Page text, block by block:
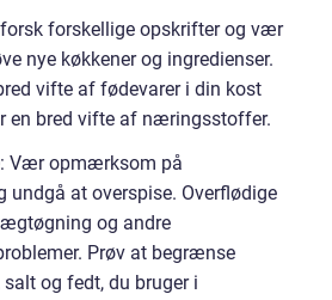
forskellige opskrifter og vær
nye køkkener og ingredienser.
vifte af fødevarer i din kost
en bred vifte af næringsstoffer.
Vær opmærksom på
undgå at overspise. Overflødige
og andre
Prøv at begrænse
og fedt, du bruger i